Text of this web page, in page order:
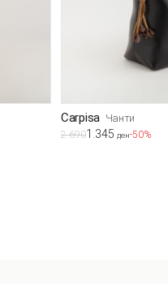
Carpisa Чанти
2.6901.345 ден-50%